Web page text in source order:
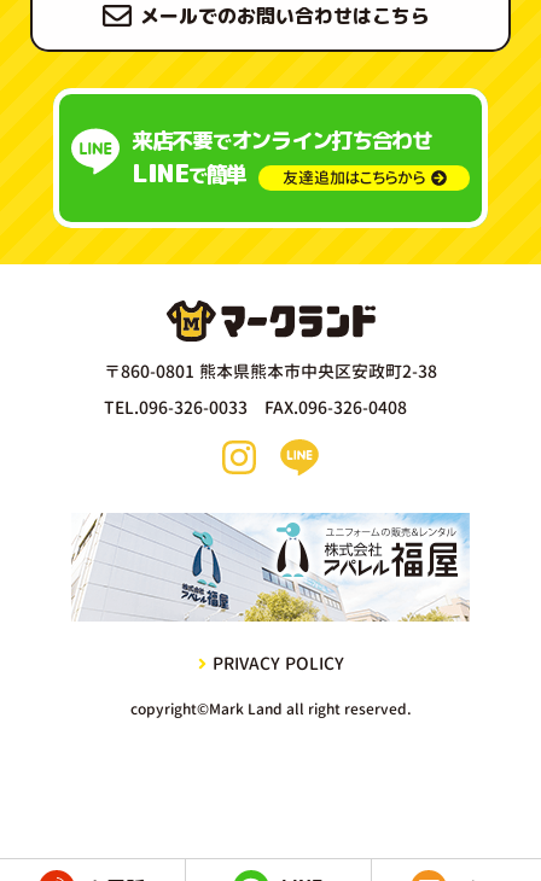
メールでのお問い合わせはこちら
来店不要でオンライン打ち合わせ
LINEで簡単 友達追加はこちらから
〒860-0801 熊本県熊本市中央区安政町2-38
TEL.096-326-0033 FAX.096-326-0408
PRIVACY POLICY
copyright©Mark Land all right reserved.